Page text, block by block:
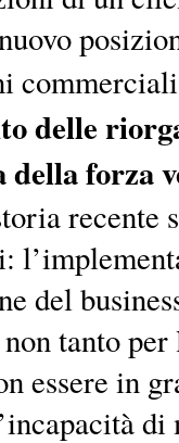
delle
della forza
recente
del
tanto
essere in